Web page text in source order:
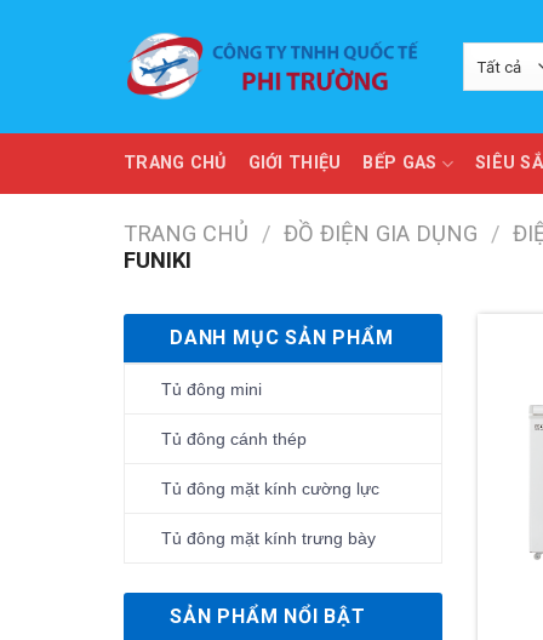
TRANG CHỦ GIỚI THIỆU BẾP GAS SIÊU
TRANG CHỦ / ĐỒ ĐIỆN GIA DỤNG /
FUNIKI
DANH MỤC SẢN PHẨM
Tủ đông mini
Tủ đông cánh thép
Tủ đông mặt kính cường lực
Tủ đông mặt kính trưng bày
SẢN PHẨM NỔI BẬT